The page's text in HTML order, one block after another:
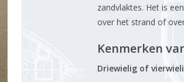
zandvlaktes. Het is
over het strand of
Kenmerken
Driewielig of